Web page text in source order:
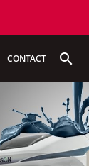
CONTACT search